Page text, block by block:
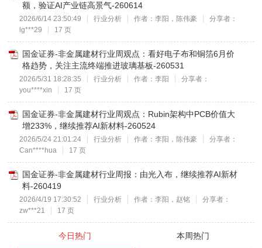
额，验证AI产业链高景气-260614
2026/6/14 23:50:49 行业分析 作者：李阳，陈伟豪
分享者：
lg***29
17 页
国金证券-非金属建材行业周观点：看好电子布和铜箔6月价
格趋势，关注主流终端推进玻璃基板-260531
2026/5/31 18:28:35 行业分析 作者：李阳
分享者：
you****xin
17 页
国金证券-非金属建材行业周观点：Rubin架构中PCB价值大
增233%，继续推荐AI新材料-260524
2026/5/24 21:01:24 行业分析 作者：李阳，陈伟豪
分享者：
Can****hua
17 页
国金证券-非金属建材行业周报：由光入布，继续推荐AI新材
料-260419
2026/4/19 17:30:52 行业分析 作者：李阳，赵铭
分享者：
zw***21
17 页
今日热门 本周热门